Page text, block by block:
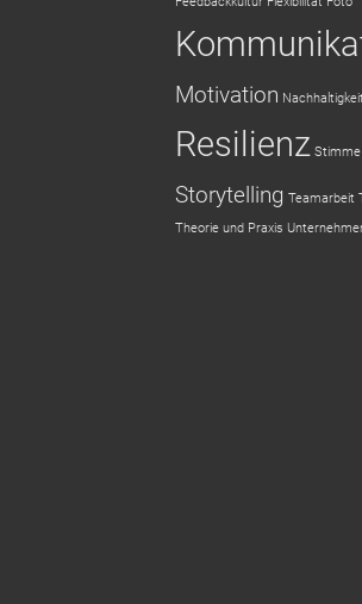
Motivation Nachhaltigkeit
Resilienz Stimme
Storytelling Teamarbeit
Theorie und Praxis